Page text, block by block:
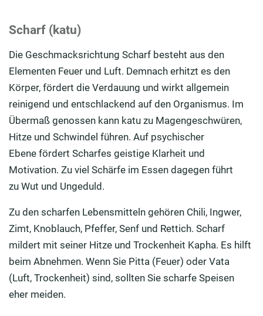
Scharf (katu)
Die Geschmacksrichtung Scharf besteht aus den
Elementen Feuer und Luft. Demnach erhitzt es den
Körper, fördert die Verdauung und wirkt allgemein
reinigend und entschlackend auf den Organismus. Im
Übermaß genossen kann katu zu Magengeschwüren,
Hitze und Schwindel führen. Auf psychischer
Ebene fördert Scharfes geistige Klarheit und
Motivation. Zu viel Schärfe im Essen dagegen führt
zu Wut und Ungeduld .
Zu den scharfen Lebensmitteln gehören Chili, Ingwer,
Zimt, Knoblauch, Pfeffer, Senf und Rettich. Scharf
mildert mit seiner Hitze und Trockenheit Kapha. Es hilft
beim Abnehmen. Wenn Sie Pitta (Feuer) oder Vata
(Luft, Trockenheit) sind, sollten Sie scharfe Speisen
eher meiden.